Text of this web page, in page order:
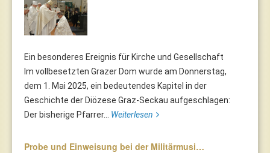
Ein besonderes Ereignis für Kirche und Gesellschaft
Im vollbesetzten Grazer Dom wurde am Donnerstag,
dem 1. Mai 2025, ein bedeutendes Kapitel in der
Geschichte der Diözese Graz-Seckau aufgeschlagen:
Der bisherige Pfarrer... Weiterlesen
Probe und Einweisung bei der Militärmusi…